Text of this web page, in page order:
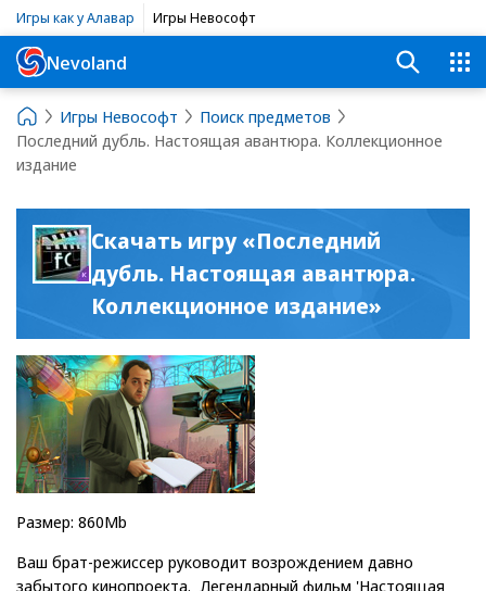
Игры как у Алавар Игры Невософт
Nevoland
Игры Невософт
Поиск предметов
Последний дубль. Настоящая авантюра. Коллекционное
издание
Скачать игру «Последний
дубль. Настоящая авантюра.
Коллекционное издание»
Размер: 860Mb
Ваш брат-режиссер руководит возрождением давно
забытого кинопроекта. Легендарный фильм 'Настоящая